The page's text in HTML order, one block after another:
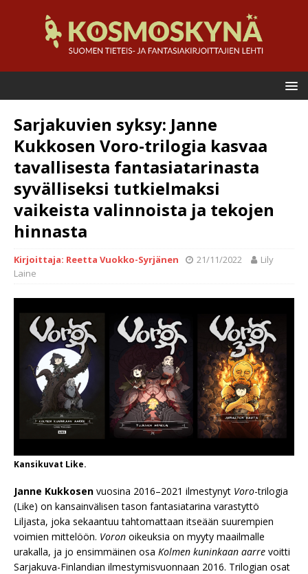
Sarjakuvien syksy: Janne
Kukkosen Voro-trilogia kasvaa
tavallisesta fantasiatarinasta
syvälliseksi tutkielmaksi
vaikeista valinnoista ja tekojen
hinnasta
Kirjoittaja: Reetta Vuokko-Syrjänen 21/11/2022
Lily
Laine
Kansikuvat Like.
Janne Kukkosen vuosina 2016–2021 ilmestynyt Voro-trilogia
(Like) on kansainvälisen tason fantasiatarina varastyttö
Liljasta, joka sekaantuu tahtomattaan itseään suurempien
voimien mittelöön. Voron oikeuksia on myyty maailmalle
urakalla, ja jo ensimmäinen osa Kolmen kuninkaan aarre voitti
Sarjakuva-Finlandian ilmestymisvuonnaan 2016. Trilogian osat